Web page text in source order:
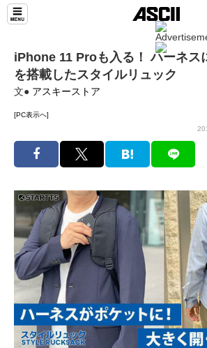
iPhone 11 Proも入る！ ハーネス
を搭載したスタイルリュック
文● アスキーストア
[PC表示へ]